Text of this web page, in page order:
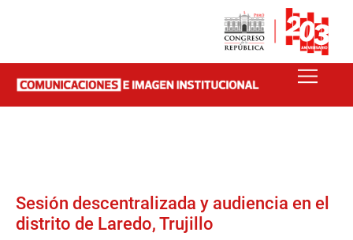
Sesión descentralizada y audiencia en el
distrito de Laredo, Trujillo